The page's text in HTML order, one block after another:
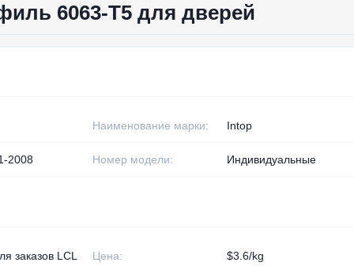
6063-T5 для дверей
Наименование марки: Intop
2008 Номер модели: Индивидуальные
заказов LCL
Цена: $3.6/kg